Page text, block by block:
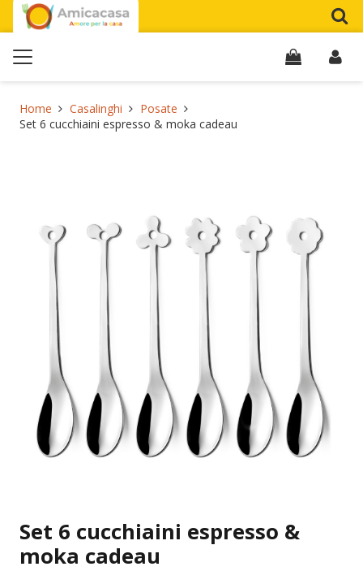
Home Casalinghi
Posate
Set 6 cucchiaini espresso & moka cadeau
Set 6 cucchiaini espresso &
moka cadeau